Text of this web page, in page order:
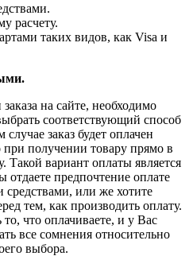
расчету.
таких видов, как Visa и
на сайте, необходимо
соответствующий способ
заказ будет оплачен
при получении товару прямо в
Такой вариант оплаты является
предпочтение оплате
или же хотите
тем, как производить оплату.
что оплачиваете, и у Вас
все сомнения относительно
выбора.